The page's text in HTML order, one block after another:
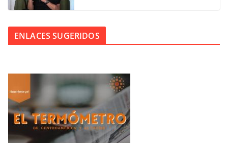
ENLACES SUGERIDOS